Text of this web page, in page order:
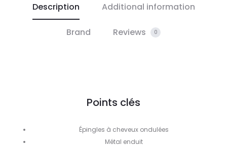
Description Additional information
Brand Reviews 0
Points clés
Épingles à cheveux ondulées
Métal enduit